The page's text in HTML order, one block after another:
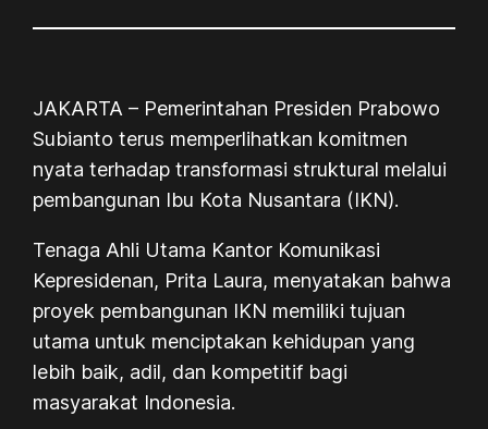
JAKARTA – Pemerintahan Presiden Prabowo
Subianto terus memperlihatkan komitmen
nyata terhadap transformasi struktural melalui
pembangunan Ibu Kota Nusantara (IKN).
Tenaga Ahli Utama Kantor Komunikasi
Kepresidenan, Prita Laura, menyatakan bahwa
proyek pembangunan IKN memiliki tujuan
utama untuk menciptakan kehidupan yang
lebih baik, adil, dan kompetitif bagi
masyarakat Indonesia.